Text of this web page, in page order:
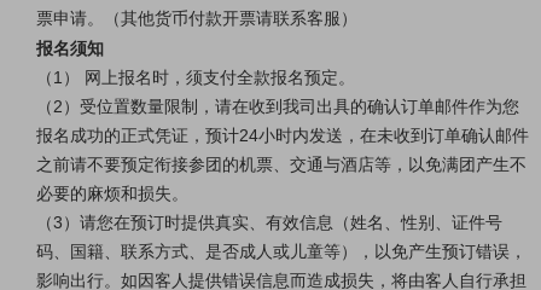
票申请。（其他货币付款开票请联系客服）
报名须知
（1） 网上报名时，须支付全款报名预定。
（2）受位置数量限制，请在收到我司出具的确认订单邮件作为您
报名成功的正式凭证，预计24小时内发送，在未收到订单确认邮件
之前请不要预定衔接参团的机票、交通与酒店等，以免满团产生不
必要的麻烦和损失。
（3）请您在预订时提供真实、有效信息（姓名、性别、证件号
码、国籍、联系方式、是否成人或儿童等），以免产生预订错误，
影响出行。如因客人提供错误信息而造成损失，将由客人自行承担